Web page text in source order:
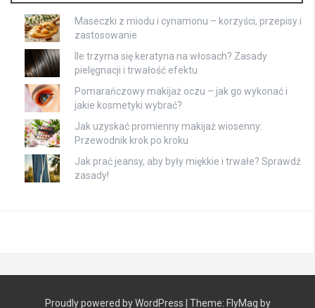
Maseczki z miodu i cynamonu – korzyści, przepisy i
zastosowanie
Ile trzyma się keratyna na włosach? Zasady
pielęgnacji i trwałość efektu
Pomarańczowy makijaż oczu – jak go wykonać i
jakie kosmetyki wybrać?
Jak uzyskać promienny makijaż wiosenny:
Przewodnik krok po kroku
Jak prać jeansy, aby były miękkie i trwałe? Sprawdź
zasady!
Proudly powered by WordPress Theme: FlyMag by